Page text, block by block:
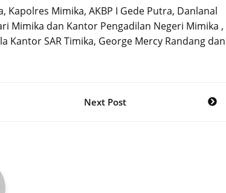
Mimika, AKBP I Gede Putra, Danlanal
Mimika dan Kantor Pengadilan Negeri Mimika ,
Kantor SAR Timika, George Mercy Randang dan
Next Post